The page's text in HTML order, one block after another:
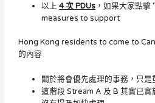
以上 4 次 PDUs，如果大家點擊
measures to support
Hong Kong residents to come to
的內容
關於將會優先處理的事務，只是
這階段 Stream A 及 B 其實已